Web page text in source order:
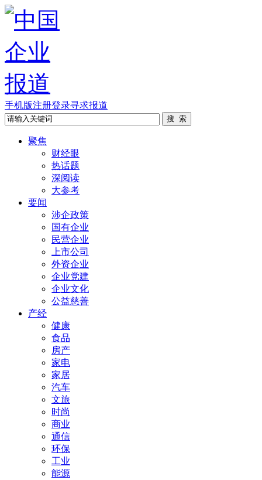
手机版注册登录寻求报道
聚焦
财经眼
热话题
深阅读
大参考
要闻
涉企政策
国有企业
民营企业
上市公司
外资企业
企业党建
企业文化
公益慈善
产经
健康
食品
房产
家电
家居
汽车
文旅
时尚
商业
通信
环保
工业
能源